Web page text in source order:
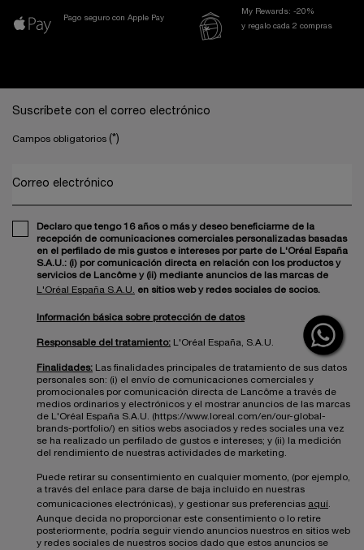
Pago seguro con Apple Pay
My Rewards: -20%
y regalo cada 2 compras
Suscríbete con el correo electrónico
Campos obligatorios (*)
Correo electrónico
Declaro que tengo 16 años o más y deseo beneficiarme de la
recepción de comunicaciones comerciales personalizadas basadas
en el perfilado de mis gustos e intereses por parte de L'Oréal España
S.A.U.: (i) por comunicación directa en relación con los productos y
servicios de Lancôme y (ii) mediante anuncios de las marcas de
L'Oréal España S.A.U. en sitios web y redes sociales de socios.
Información básica sobre protección de datos
Responsable del tratamiento: L'Oréal España, S.A.U.
Finalidades: Las finalidades principales de tratamiento de sus datos
personales son: (i) el envío de comunicaciones comerciales y
promocionales por comunicación directa de Lancôme a través de
medios ordinarios y electrónicos y el mostrar anuncios de las marcas
de L'Oréal España S.A.U. (https://www.loreal.com/en/our-global-
brands-portfolio/) en sitios webs asociados y redes sociales una vez
se ha realizado un perfilado de gustos e intereses; y (ii) la medición
del rendimiento de nuestras actividades de marketing.
Puede retirar su consentimiento en cualquier momento, (por ejemplo,
a través del enlace para darse de baja incluido en nuestras
comunicaciones electrónicas), y gestionar sus preferencias aquí.
Aunque decida no proporcionar este consentimiento o lo retire
posteriormente, podría seguir viendo anuncios nuestros en sitios web
y redes sociales de nuestros socios dado que estos anuncios se